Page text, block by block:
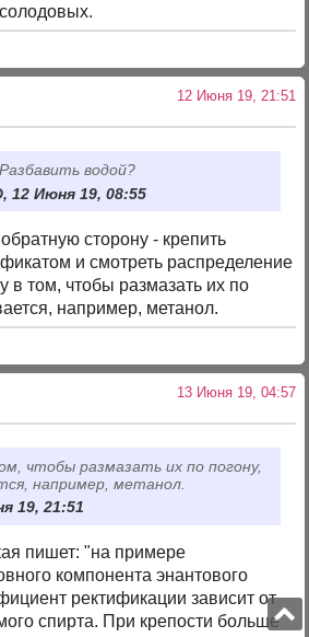
12 Июня 19, 21:51
водой?
12 Июня 19, 08:55
сторону - крепить
и смотреть распределение
в том, чтобы размазать их по
например, метанол.
13 Июня 19, 04:57
чтобы размазать их по погону,
например, метанол.
19, 21:51
пишет: "на примере
компонента энантового
ректификации зависит от
спирта. При крепости больше